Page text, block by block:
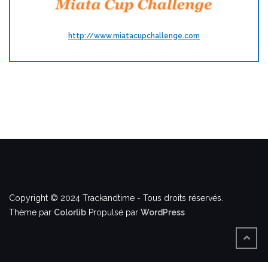
http://www.miatacupchallenge.com
Copyright © 2024 Trackandtime - Tous droits réservés.
Thème par Colorlib Propulsé par WordPress